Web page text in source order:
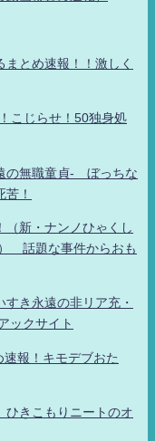
とめ速報！！激しく
こじらせ！50独身処
無職童貞- ぼっちな
！
（新・ナンノひゃくし
話題な事件からおも
き永遠の非リア充・
ックサイト
報！キモデブおた
きこもりニートのオ